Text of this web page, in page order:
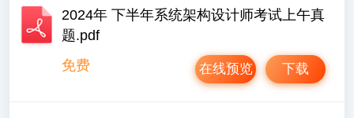
2024年 下半年系统架构设计师考试上午真
题.pdf
免费
下载
在线预览